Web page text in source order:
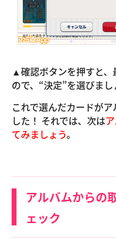
▲確認ボタンを押すと、
ので、“決定”を選びまし
これで選んだカードが
した！ それでは、次は
てみましょう。
アルバムからの
ェック